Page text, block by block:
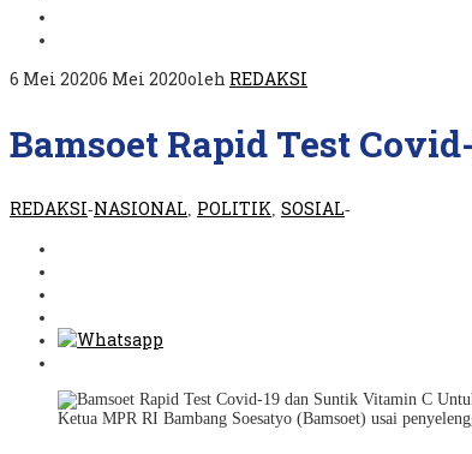
6 Mei 20206 Mei 2020oleh REDAKSI
Bamsoet Rapid Test
REDAKSI-NASIONAL POLITIK SOSIAL-
Ketua MPR RI Bambang Soesatyo (Bamsoet) usai